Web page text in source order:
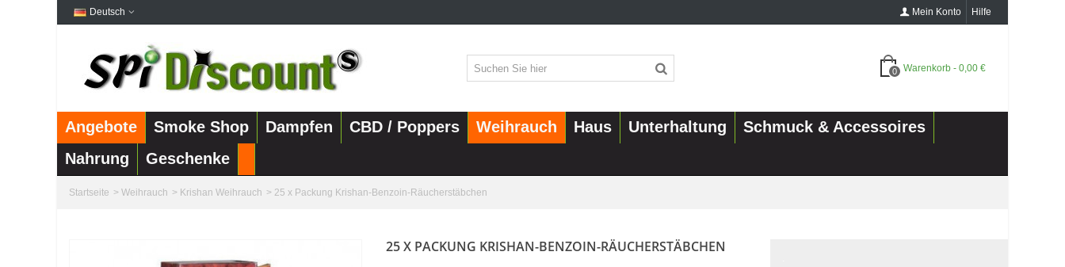
Deutsch Hilfe
Mein Konto
0 Warenkorb - 0,00 €
Angebote Smoke Shop Dampfen CBD / Poppers Weihrauch Haus Unterhaltung
Schmuck & Accessoires
Nahrung
Geschenke
Startseite > Weihrauch > Krishan Weihrauch > 25 x Packung Krishan-Benzoin-Räucherstäbchen
25 X PACKUNG KRISHAN-BENZOIN-RÄUCHERSTÄBCHEN